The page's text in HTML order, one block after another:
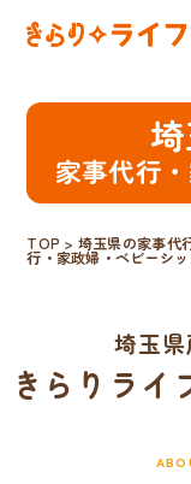
家事代行
TOP > 埼玉県の家事代
行・家政婦・ベビーシ
埼玉
きらりライ